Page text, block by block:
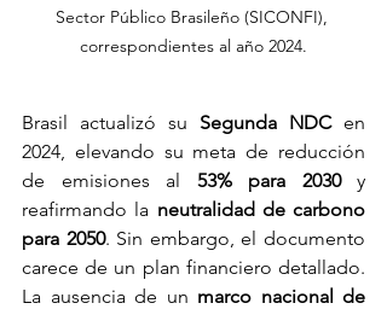
Sector Público Brasileño (SICONFI),
correspondientes al año 2024.
Brasil actualizó su Segunda NDC en
2024, elevando su meta de reducción
de emisiones al 53% para 2030 y
reafirmando la neutralidad de carbono
para 2050. Sin embargo, el documento
carece de un plan financiero detallado.
La ausencia de un marco nacional de